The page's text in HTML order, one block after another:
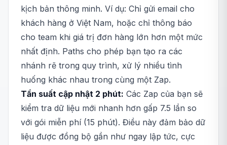
kịch bản thông minh. Ví dụ: Chỉ gửi email cho
khách hàng ở Việt Nam, hoặc chỉ thông báo
cho team khi giá trị đơn hàng lớn hơn một mức
nhất định. Paths cho phép bạn tạo ra các
nhánh rẽ trong quy trình, xử lý nhiều tình
huống khác nhau trong cùng một Zap.
Tần suất cập nhật 2 phút: Các Zap của bạn sẽ
kiểm tra dữ liệu mới nhanh hơn gấp 7.5 lần so
với gói miễn phí (15 phút). Điều này đảm bảo dữ
liệu được đồng bộ gần như ngay lập tức, cực